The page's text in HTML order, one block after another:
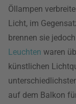
Öllampen
Licht, im
brennen sie
Leuchten waren
künstlichen
auf dem Balkon